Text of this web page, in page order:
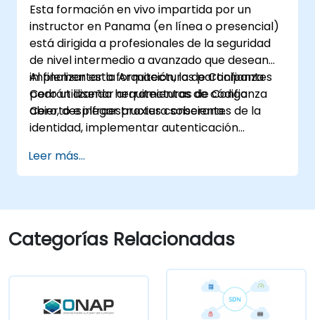
Esta formación en vivo impartida por un
instructor en Panama (en línea o presencial)
está dirigida a profesionales de la seguridad
de nivel intermedio a avanzado que desean
implementar la Arquitectura de Confianza
Cero utilizando herramientas de código
abierto e infraestructura soberana.
Al finalizar esta formación, los participantes
podrán diseñar arquitecturas de Confianza
Cero, desplegar proxies conscientes de la
identidad, implementar autenticación
de servicios (service mesh) y monitorizar las
políticas de Confianza Cero.
Leer más...
Categorías Relacionadas